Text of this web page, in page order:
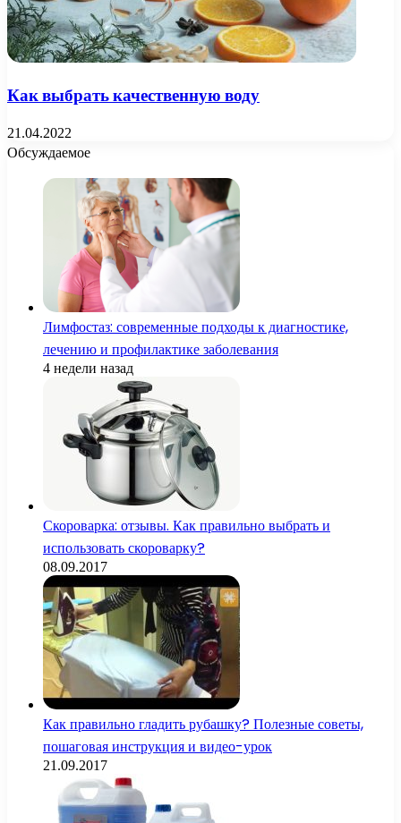
Как выбрать качественную воду
21.04.2022
Обсуждаемое
Лимфостаз: современные подходы к диагностике,
лечению и профилактике заболевания
4 недели назад
Скороварка: отзывы. Как правильно выбрать и
использовать скороварку?
08.09.2017
Как правильно гладить рубашку? Полезные советы,
пошаговая инструкция и видео-урок
21.09.2017